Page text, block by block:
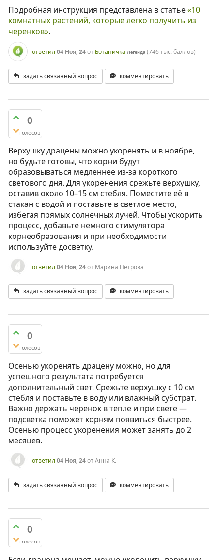
Подробная инструкция представлена в статье«10
комнатных растений, которые легко получить из
черенков».
ответил 04 Ноя, 24от Ботаничка Легенда (746 тыс.баллов)
задать связанный вопрос комментировать
0
голосов
Верхушку драцены можно укоренять и в ноябре,
но будьте готовы, что корни будут
образовываться медленнее из-за короткого
светового дня. Для укоренения срежьте верхушку,
оставив около 10–15 см стебля. Поместите её в
стакан с водой и поставьте в светлое место,
избегая прямых солнечных лучей. Чтобы ускорить
процесс, добавьте немного стимулятора
корнеобразования и при необходимости
используйте досветку.
ответил 04 Ноя, 24от Марина Петрова
задать связанный вопрос комментировать
0
голосов
Осенью укоренять драцену можно, но для
успешного результата потребуется
дополнительный свет. Срежьте верхушку с 10 см
стебля и поставьте в воду или влажный субстрат.
Важно держать черенок в тепле и при свете —
подсветка поможет корням появиться быстрее.
Осенью процесс укоренения может занять до 2
месяцев.
ответил 04 Ноя, 24отАнна К.
задать связанный вопрос комментировать
0
голосов